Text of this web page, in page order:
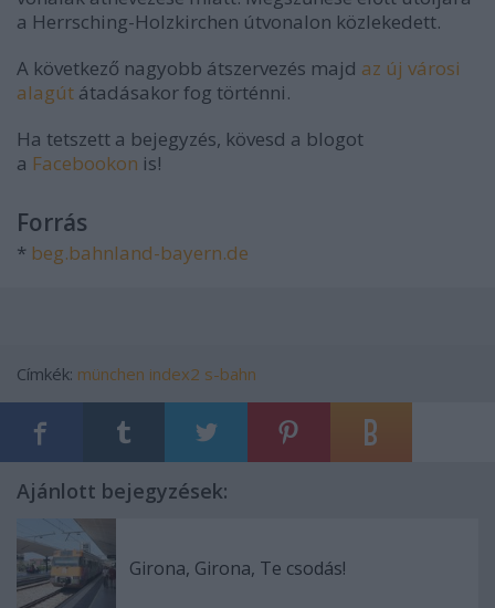
a Herrsching-Holzkirchen útvonalon közlekedett.
A következő nagyobb átszervezés majd az új városi
alagút átadásakor fog történni.
Ha tetszett a bejegyzés, kövesd a blogot
a Facebookon is!
Forrás
* beg.bahnland-bayern.de
Címkék: münchen index2 s-bahn
Ajánlott bejegyzések:
Girona, Girona, Te csodás!